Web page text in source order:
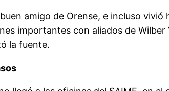
amigo de Orense, e incluso
importantes con aliados de Wilber
la fuente.